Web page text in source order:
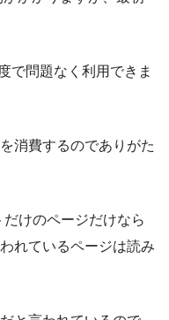
で問題なく利用できま
消費するのでありがた
けのページだけなら
れているページは読み